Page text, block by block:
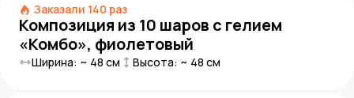
Заказали 140 раз
Композиция из 10 шаров с гелием
«Комбо», фиолетовый
Ширина: ~ 48 см Высота: ~ 48 см